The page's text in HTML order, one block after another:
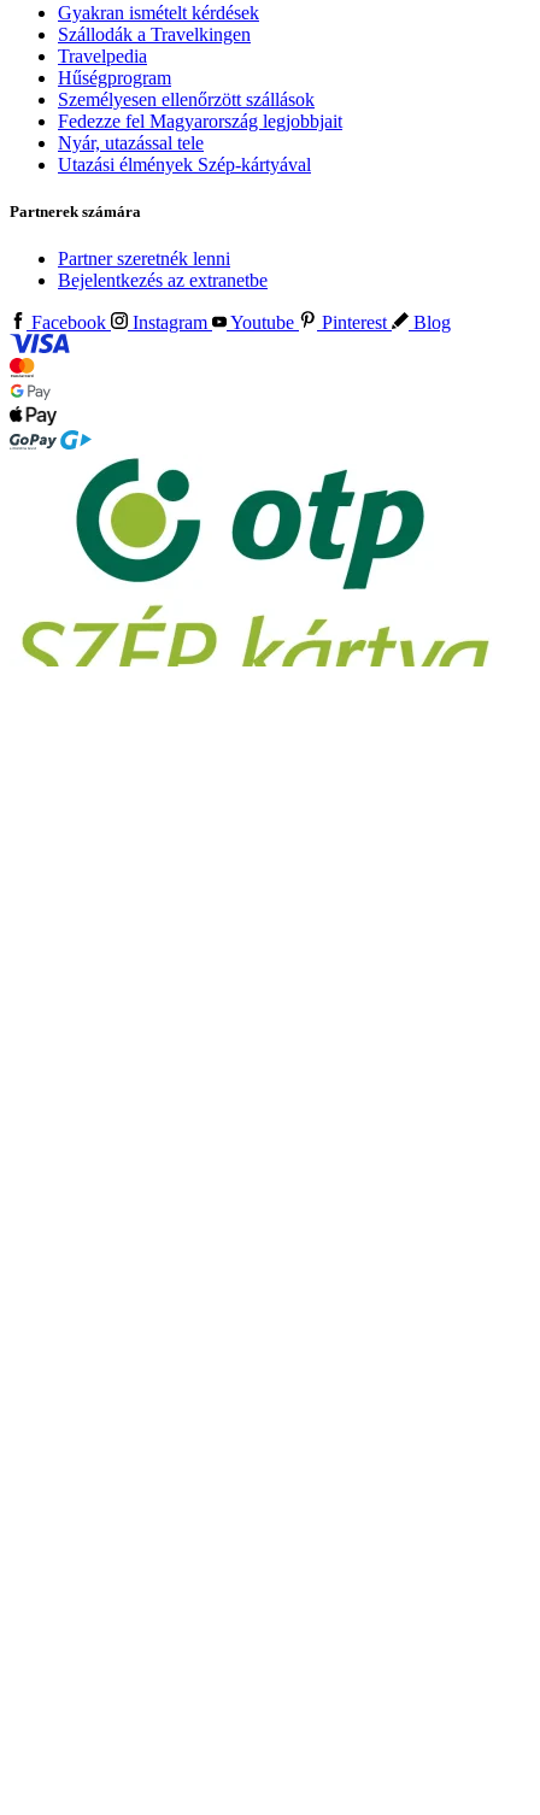
Gyakran ismételt kérdések
Szállodák a Travelkingen
Travelpedia
Hűségprogram
Személyesen ellenőrzött szállások
Fedezze fel Magyarország legjobbjait
Nyár, utazással tele
Utazási élmények Szép-kártyával
Partnerek számára
Partner szeretnék lenni
Bejelentkezés az extranetbe
Facebook Instagram Youtube Pinterest Blog